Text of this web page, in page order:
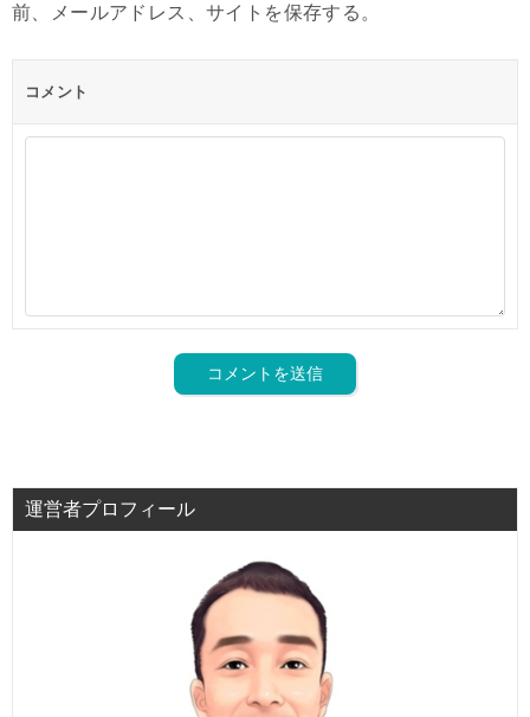
前、メールアドレス、サイトを保存する。
コメント
運営者プロフィール